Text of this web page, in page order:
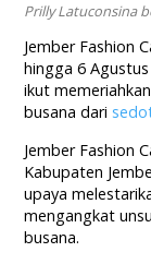
Prilly Latuconsina
Jember Fashion
hingga 6
ikut
busana dari
Jember Fashion
Kabupaten
upaya
mengangkat
busana.